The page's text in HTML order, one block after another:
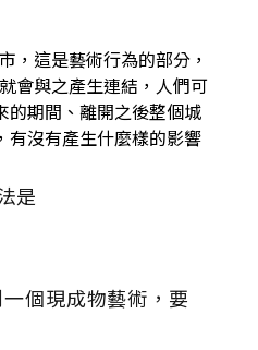
，這是藝術行為的部分，
會與之產生連結，人們可
的期間、離開之後整個城
有沒有產生什麼樣的影響
是
個現成物藝術，要